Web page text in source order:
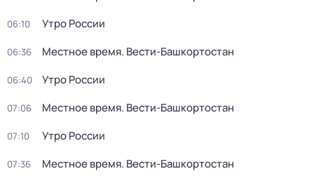
06:10 Утро России
06:36 Местное время. Вести-Башкортостан
06:40 Утро России
07:06 Местное время. Вести-Башкортостан
07:10 Утро России
07:36 Местное время. Вести-Башкортостан